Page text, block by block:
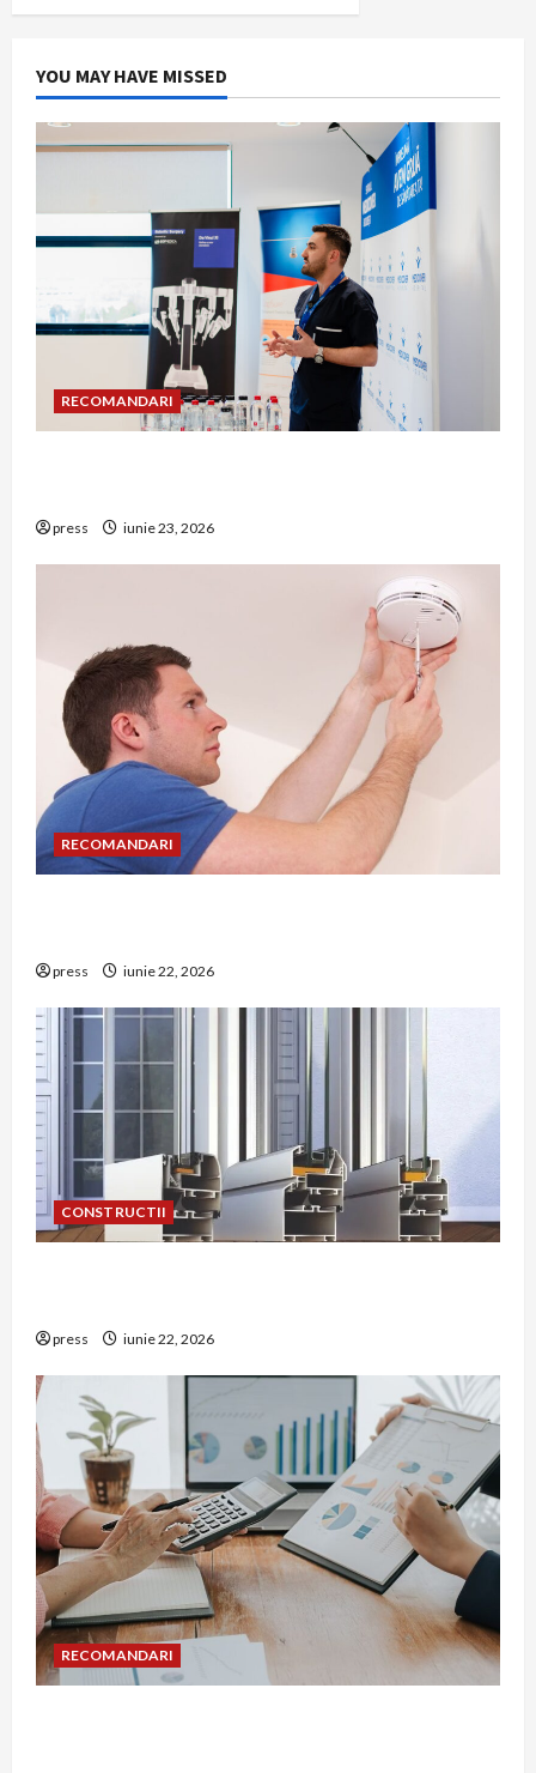
YOU MAY HAVE MISSED
RECOMANDARI
press iunie 23, 2026
RECOMANDARI
press iunie 22, 2026
CONSTRUCTII
press iunie 22, 2026
RECOMANDARI